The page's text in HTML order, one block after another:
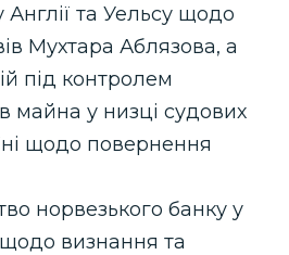
Англії та Уельсу щодо
Мухтара Аблязова, а
під контролем
майна у низці судових
щодо повернення
норвезького банку у
визнання та